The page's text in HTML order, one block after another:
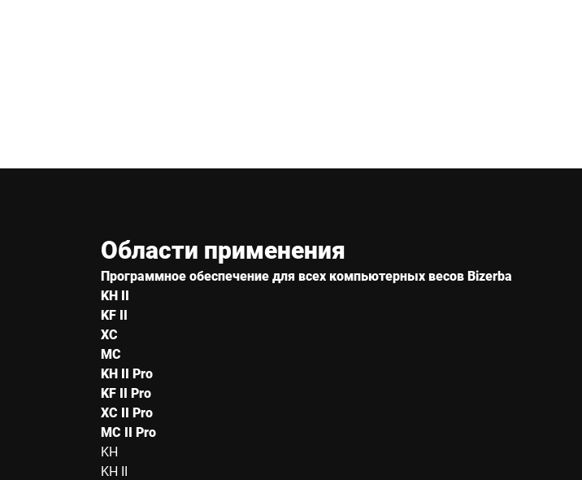
Области применения
Программное обеспечение для всех компьютерных весов Bizerba
KH II
KF II
XC
MC
KH II Pro
KF II Pro
XC II Pro
MC II Pro
KH
KH II